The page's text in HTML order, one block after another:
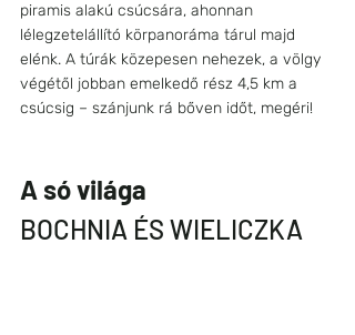
piramis alakú csúcsára, ahonnan
lélegzetelállító körpanoráma tárul majd
elénk. A túrák közepesen nehezek, a völgy
végétől jobban emelkedő rész 4,5 km a
csúcsig – szánjunk rá bőven időt, megéri!
A só világa
BOCHNIA ÉS WIELICZKA